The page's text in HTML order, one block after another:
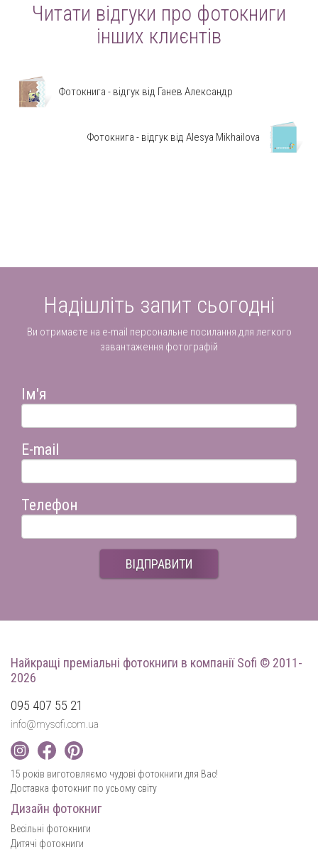
Читати відгуки про фотокниги
інших клиєнтів
Фотокнига - відгук від Ганев Александр
Фотокнига - відгук від Alesya Mikhailova
Надішліть запит сьогодні
Ви отримаєте на e-mail персональне посилання для легкого
завантаження фотографій
Ім'я
E-mail
Телефон
ВІДПРАВИТИ
Найкращі преміальні фотокниги в компанії Sofi © 2011-
2026
095 407 55 21
info@mysofi.com.ua
15 років виготовляємо чудові фотокниги для Вас!
Доставка фотокниг по усьому світу
Дизайн фотокниг
Весільні фотокниги
Дитячі фотокниги